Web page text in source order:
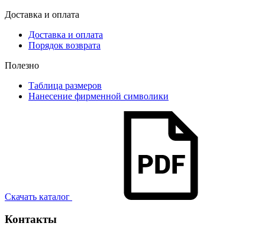
Доставка и оплата
Доставка и оплата
Порядок возврата
Полезно
Таблица размеров
Нанесение фирменной символики
Скачать каталог
Контакты